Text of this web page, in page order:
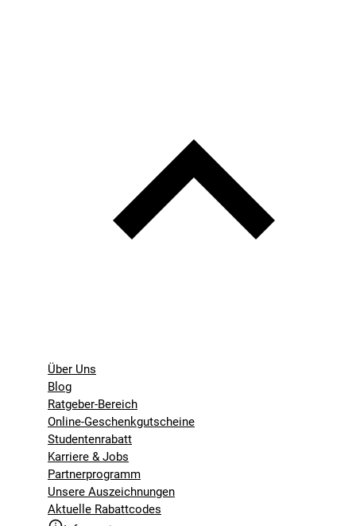
Über Uns
Blog
Ratgeber-Bereich
Online-Geschenkgutscheine
Studentenrabatt
Karriere & Jobs
Partnerprogramm
Unsere Auszeichnungen
Aktuelle Rabattcodes